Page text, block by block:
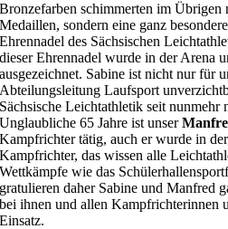
Bronzefarben schimmerten im Übrigen
Medaillen, sondern eine ganz
Ehrennadel des Sächsischen
dieser Ehrennadel wurde in der Arena
ausgezeichnet. Sabine ist nicht nur für
Abteilungsleitung Laufsport
Sächsische Leichtathletik seit nunmehr
Unglaubliche 65 Jahre ist unser
Kampfrichter tätig, auch er wurde in
Kampfrichter, das wissen alle
Wettkämpfe wie das
gratulieren daher Sabine und Manfred
bei ihnen und allen Kampfrichterinnen
Einsatz.